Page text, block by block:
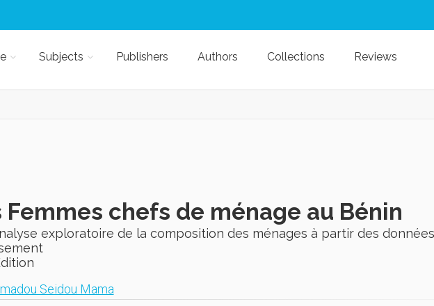
Subjects Publishers Authors Collections Reviews
Femmes chefs de ménage au Bénin
exploratoire de la composition des ménages à partir des
Seidou Mama